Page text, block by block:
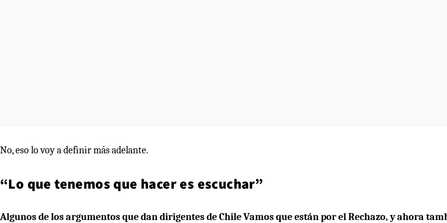
No, eso lo voy a definir más adelante.
“Lo que tenemos que hacer es escuchar”
Algunos de los argumentos que dan dirigentes de Chile Vamos que están por el Rechazo, y ahora